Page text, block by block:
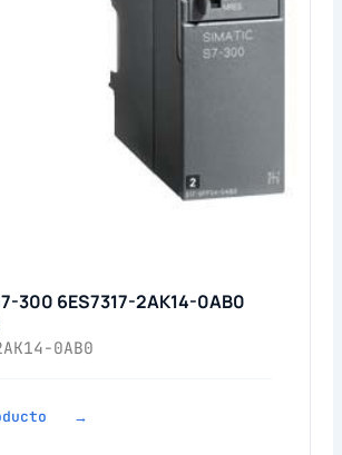
300 6ES7317-2AK14-0AB0
0AB0
→